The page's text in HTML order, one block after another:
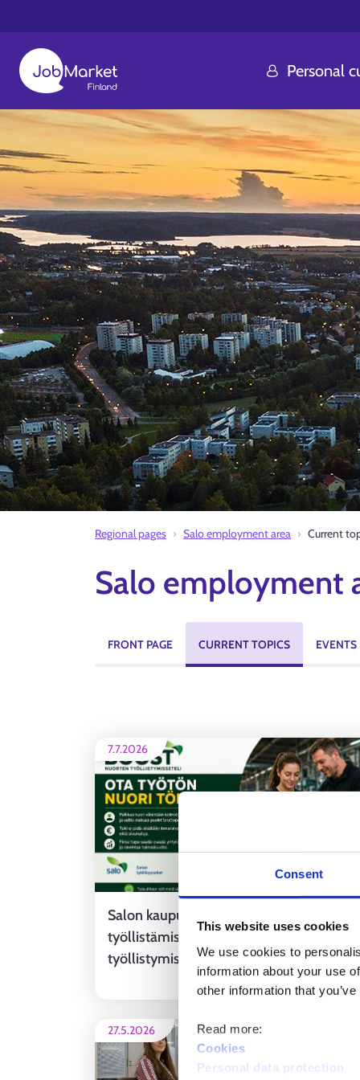
Consent
This website uses cookies
We use cookies to
information about your use
other information that
Read more:
Cookies
Personal data protection
Personal
Regional pages Salo employment area Current
Salo employment
FRONT PAGE CURRENT TOPICS EVENTS
7.7.2026
Salon kaupunki ottaa käyttöön uuden
työllistämislisän – myös nuorten
työllistymissetelin kriteereitä muutettu
REGIONAL
27.5.2026